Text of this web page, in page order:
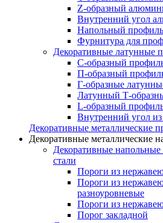
Z-образный
Внутренний угол
Напольный
Фурнитура для
Декоративные латунные
C-образный
П-образный
Г-образные
Латунный Т-
L-образный
Внутренний угол из
Декоративные металлические
Декоративные металлические
Декоративные
стали
Пороги из
Пороги из
разноуровневые
Пороги из
Порог закладной